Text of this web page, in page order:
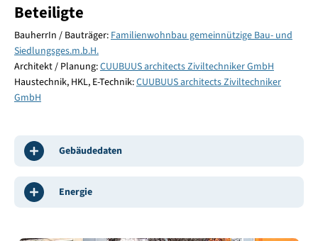
Beteiligte
BauherrIn / Bauträger: Familienwohnbau gemeinnützige Bau- und
Siedlungsges.m.b.H.
Architekt / Planung:CUUBUUS architects Ziviltechniker GmbH
Haustechnik, HKL, E-Technik:CUUBUUS architects Ziviltechniker
GmbH
Gebäudedaten
Energie